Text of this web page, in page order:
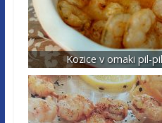
Kozice v omaki pil-pil